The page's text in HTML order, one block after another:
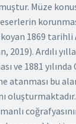
Müze
1869 tarihli
2019). Ardılı
ve 1881 yılında
atanması bu